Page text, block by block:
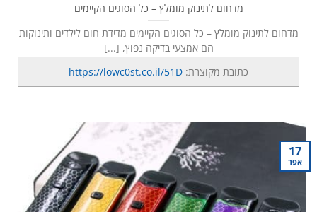
מדחום לתינוק מומלץ – כל הסוגים הקיימים
מדחום לתינוק מומלץ – כל הסוגים הקיימים מדידת חום לילדים ותינוקות
הם אמצעי בדיקה נפוץ, [...]
כתובת מקוצרת: https://lowc0st.co.il/51D
17
אפר